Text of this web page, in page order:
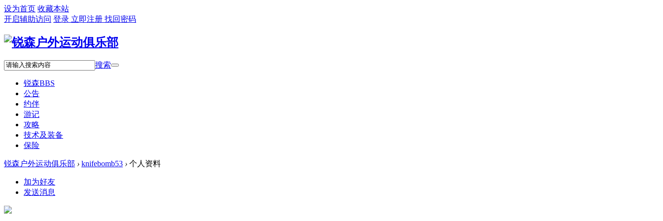
设为首页 收藏本站
开启辅助访问 登录 立即注册 找回密码
搜索
锐森BBS
公告
约伴
游记
攻略
技术及装备
保险
锐森户外运动俱乐部 › knifebomb53 › 个人资料
加为好友
发送消息